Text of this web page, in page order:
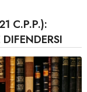
C.P.P.):